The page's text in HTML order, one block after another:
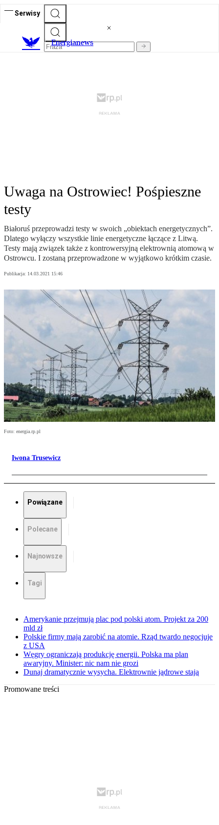
Serwisy
Energianews
Uwaga na Ostrowiec! Pośpieszne
testy
Białoruś przeprowadzi testy w swoich „obiektach energetycznych”.
Dlatego wyłączy wszystkie linie energetyczne łączące z Litwą.
Testy mają związek także z kontrowersyjną elektrownią atomową w
Ostrowcu. I zostaną przeprowadzone w wyjątkowo krótkim czasie.
Publikacja: 14.03.2021 15:46
Foto: energia.rp.pl
Iwona Trusewicz
Powiązane
Polecane
Najnowsze
Tagi
Amerykanie przejmują plac pod polski atom. Projekt za 200
mld zł
Polskie firmy mają zarobić na atomie. Rząd twardo negocjuje
z USA
Węgry ograniczają produkcję energii. Polska ma plan
awaryjny. Minister: nic nam nie grozi
Dunaj dramatycznie wysycha. Elektrownie jądrowe stają
Promowane treści